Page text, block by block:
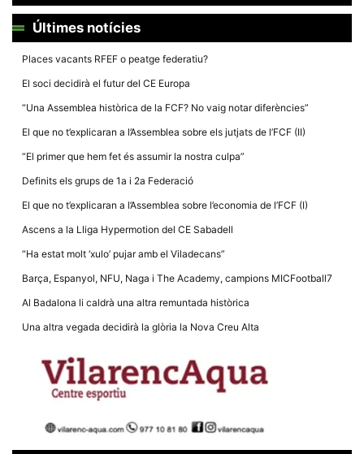
Últimes notícies
Places vacants RFEF o peatge federatiu?
El soci decidirà el futur del CE Europa
“Una Assemblea històrica de la FCF? No vaig notar diferències”
El que no t’explicaran a l’Assemblea sobre els jutjats de l’FCF (II)
“El primer que hem fet és assumir la nostra culpa”
Definits els grups de 1a i 2a Federació
El que no t’explicaran a l’Assemblea sobre l’economia de l’FCF (I)
Ascens a la Lliga Hypermotion del CE Sabadell
“Ha estat molt ‘xulo’ pujar amb el Viladecans”
Barça, Espanyol, NFU, Naga i The Academy, campions MICFootball7
Al Badalona li caldrà una altra remuntada històrica
Una altra vegada decidirà la glòria la Nova Creu Alta
cookies no
són
web.
Estadístiques
de manera
del lloc web
la funcionalitat
estructura.
Experiència
components
tècnics del
nostre lloc web
dispositiu que